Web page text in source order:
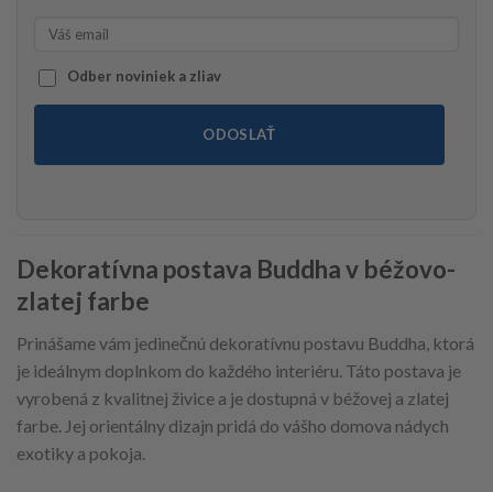
Odber noviniek a zliav
ODOSLAŤ
Dekoratívna postava Buddha v béžovo-
zlatej farbe
Prinášame vám jedinečnú dekoratívnu postavu Buddha, ktorá
je ideálnym doplnkom do každého interiéru. Táto postava je
vyrobená z kvalitnej živice a je dostupná v béžovej a zlatej
farbe. Jej orientálny dizajn pridá do vášho domova nádych
exotiky a pokoja.